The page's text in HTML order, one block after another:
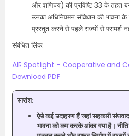
और वाणिज्य) की प्रविष्टि 33 के
उनका अधिनियमन संविधान की भावना के
प्रस्तुत करने से पहले राज्यों से परामर्श
संबंधित लिंक:
AIR Spotlight – Cooperative and
Download PDF
सारांश:
ऐसे कई उदाहरण हैं जहां सहकारी संघवाद
भावना को कम करके आंका गया है।